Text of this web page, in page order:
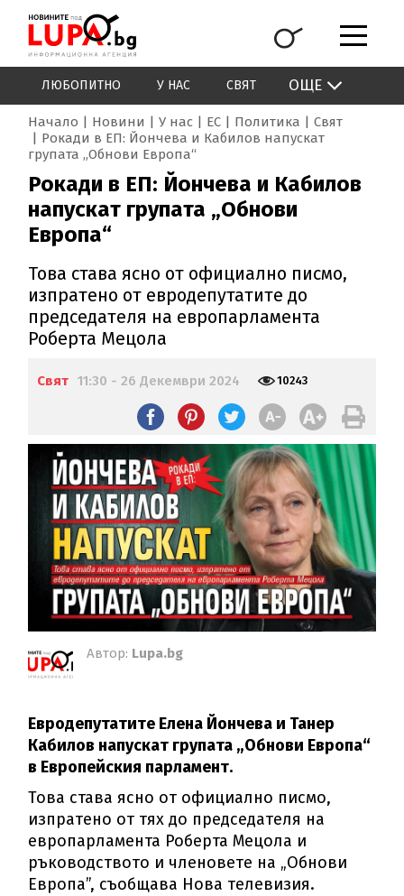
ЛЮБОПИТНО У НАС СВЯТ ОЩЕ
Начало Новини У нас ЕС Политика
Свят
Рокади в ЕП: Йончева и Кабилов напускат
групата „Обнови Европа“
Рокади в ЕП: Йончева и Кабилов
напускат групата „Обнови
Европа“
Това става ясно от официално писмо,
изпратено от евродепутатите до
председателя на европарламента
Роберта Мецола
Свят 11:30 - 26 Декември 2024 10243
Автор: Lupa.bg
Евродепутатите Елена Йончева и Танер
Кабилов напускат групата „Обнови Европа“
в Европейския парламент.
Това става ясно от официално писмо,
изпратено от тях до председателя на
европарламента Роберта Мецола и
ръководството и членовете на „Обнови
Европа”, съобщава Нова телевизия.